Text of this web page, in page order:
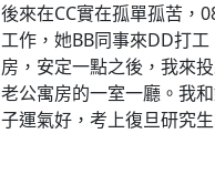
後來在CC實在孤單孤苦，
工作，她BB同事來DD打
房，安定一點之後，我來
老公寓房的一室一廳。我
子運氣好，考上復旦研究